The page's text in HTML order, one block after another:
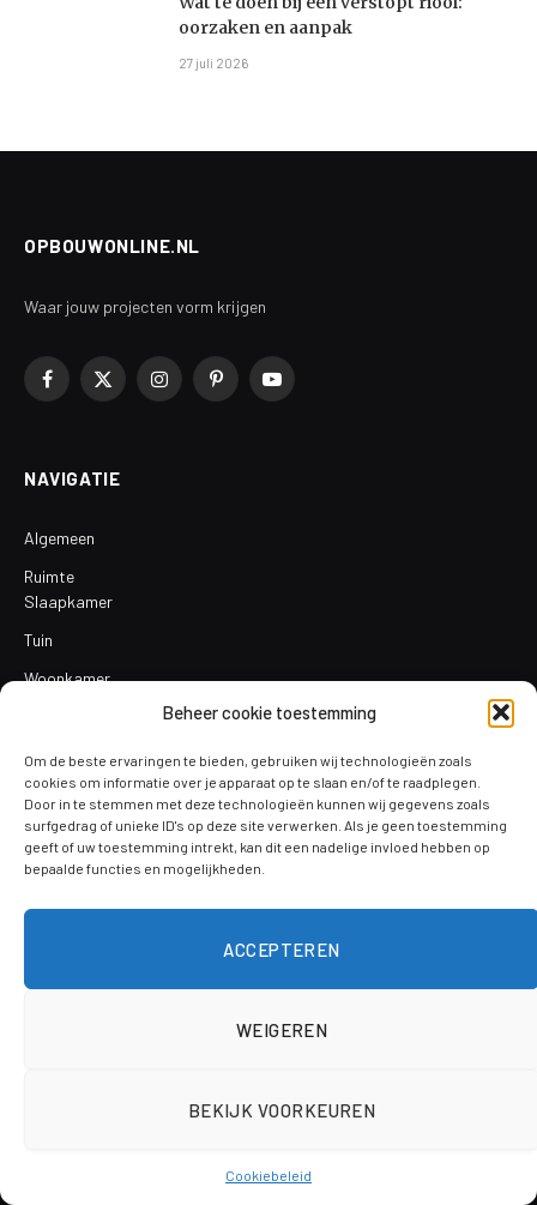
Beheer cookie toestemming
Om de beste ervaringen te bieden, gebruiken wij technologieën zoals
cookies om informatie over je apparaat op te slaan en/of te raadplegen.
Door in te stemmen met deze technologieën kunnen wij gegevens zoals
surfgedrag of unieke ID's op deze site verwerken. Als je geen toestemming
geeft of uw toestemming intrekt, kan dit een nadelige invloed hebben op
bepaalde functies en mogelijkheden.
ACCEPTEREN
WEIGEREN
BEKIJK VOORKEUREN
Cookiebeleid
oorzaken en aanpak
27 juli 2026
OPBOUWONLINE.NL
Waar jouw projecten vorm krijgen
Facebook
X
InstagramPinterestYouTube
NAVIGATIE
Algemeen
Ruimte
Slaapkamer
Tuin
Woonkamer
Baby- & kinderkamer
Tuinontwerp
Ideeën & inspiratie
houtmaterialen
deur lakken tips